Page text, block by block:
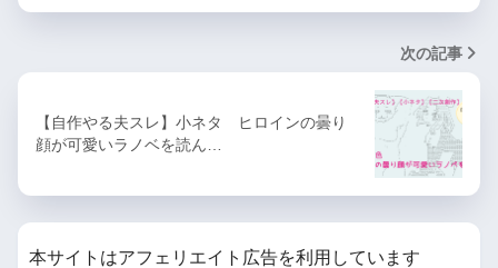
次の記事
【自作やる夫スレ】小ネタ ヒロインの曇り
顔が可愛いラノベを読ん…
本サイトはアフェリエイト広告を利用しています